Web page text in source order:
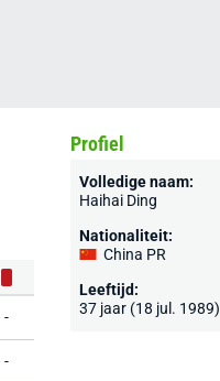
-
-
Profiel
Volledige naam:
Haihai Ding
Nationaliteit:
China PR
Leeftijd:
37 jaar (18 jul. 1989)